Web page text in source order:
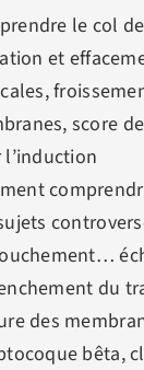
le col
et
score
du
des
bêta,